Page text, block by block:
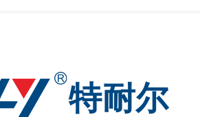
特耐尔